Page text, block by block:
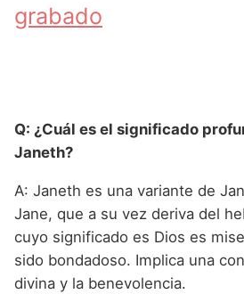
grabado
Q: ¿Cuál es el significado
Janeth?
A: Janeth es una variante de
Jane, que a su vez deriva del
cuyo significado es Dios es
sido bondadoso. Implica una
divina y la benevolencia.